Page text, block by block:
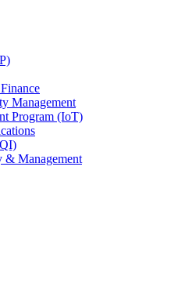
Management
Program (IoT)
& Management